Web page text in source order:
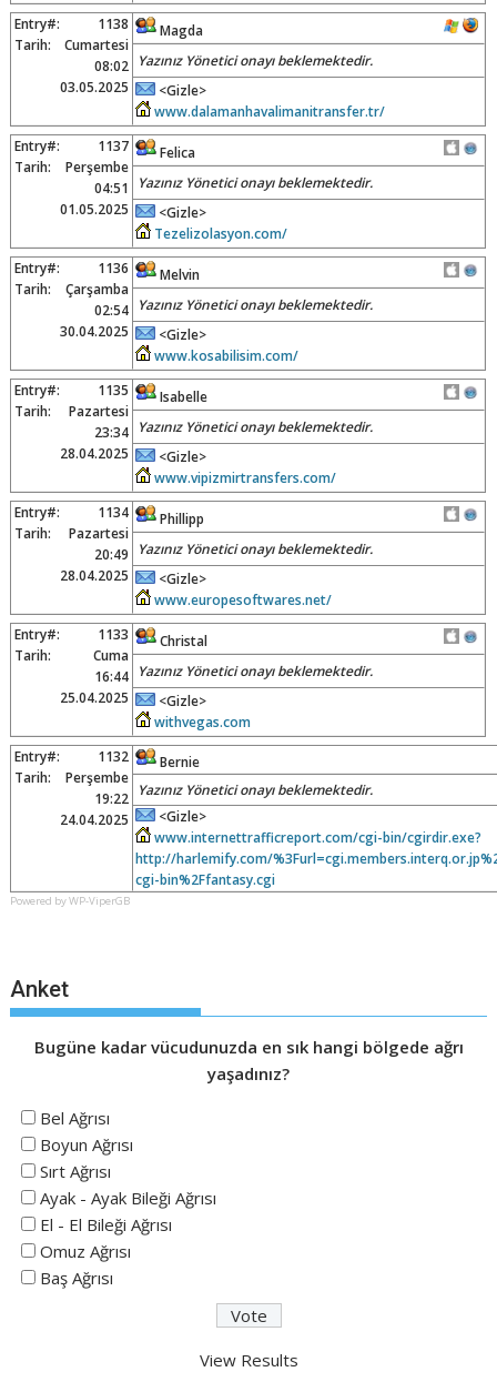
Entry#:
1138
Tarih:
Cumartesi
08:02
03.05.2025
Magda
Yazınız Yönetici onayı beklemektedir.
<Gizle>
www.dalamanhavalimanitransfer.tr/
Entry#:
1137
Tarih:
Perşembe
04:51
01.05.2025
Felica
Yazınız Yönetici onayı beklemektedir.
<Gizle>
Tezelizolasyon.com/
Entry#:
1136
Tarih:
Çarşamba
02:54
30.04.2025
Melvin
Yazınız Yönetici onayı beklemektedir.
<Gizle>
www.kosabilisim.com/
Entry#:
1135
Tarih:
Pazartesi
23:34
28.04.2025
Isabelle
Yazınız Yönetici onayı beklemektedir.
<Gizle>
www.vipizmirtransfers.com/
Entry#:
1134
Tarih:
Pazartesi
20:49
28.04.2025
Phillipp
Yazınız Yönetici onayı beklemektedir.
<Gizle>
www.europesoftwares.net/
Entry#:
1133
Tarih:
Cuma
16:44
25.04.2025
Christal
Yazınız Yönetici onayı beklemektedir.
<Gizle>
withvegas.com
Entry#:
1132
Tarih:
Perşembe
19:22
24.04.2025
Bernie
Yazınız Yönetici onayı beklemektedir.
<Gizle>
www.internettrafficreport.com/cgi-bin/cgirdir.exe?
http://harlemify.com/
cgi-bin%2Ffantasy.cgi
Powered by WP-ViperGB
Anket
Bugüne kadar vücudunuzda en sık hangi bölgede ağrı
yaşadınız?
Bel Ağrısı
Boyun Ağrısı
Sırt Ağrısı
Ayak - Ayak Bileği Ağrısı
El - El Bileği Ağrısı
Omuz Ağrısı
Baş Ağrısı
View Results